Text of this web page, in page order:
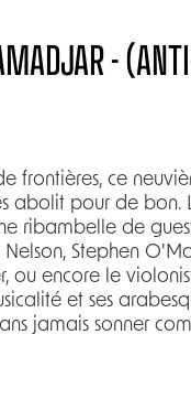
-
frontières, ce
abolit pour de bon.
ribambelle de
Stephen
ou encore le
et ses
jamais sonner